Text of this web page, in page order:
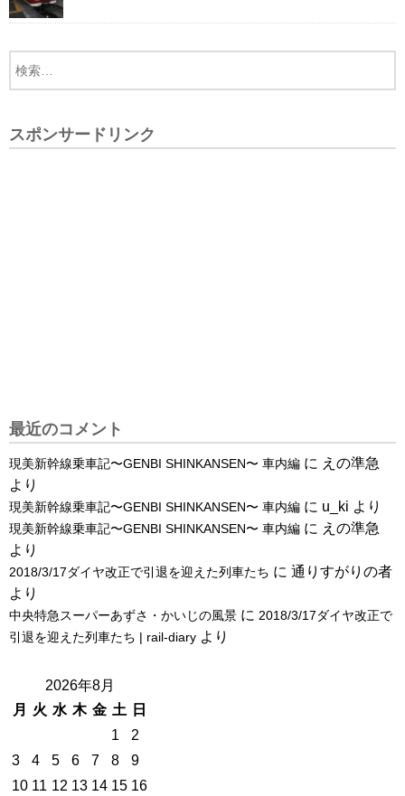
スポンサードリンク
最近のコメント
現美新幹線乗車記〜GENBI SHINKANSEN〜 車内編 に えの準急
より
現美新幹線乗車記〜GENBI SHINKANSEN〜 車内編 に u_ki より
現美新幹線乗車記〜GENBI SHINKANSEN〜 車内編 に えの準急
より
2018/3/17ダイヤ改正で引退を迎えた列車たち に 通りすがりの者
より
中央特急スーパーあずさ・かいじの風景 に 2018/3/17ダイヤ改正で
引退を迎えた列車たち | rail-diary より
2026年8月
月
火 水 木 金 土 日
1
2
3
4 5 6 7 8
9
10 11 12 13 14 15 16